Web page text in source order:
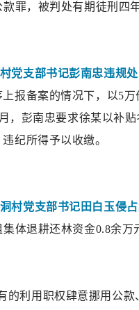
罪，被判处有期徒刑四
党支部书记彭南忠违规
报备案的情况下，以5
，彭南忠要求徐某以补
纪所得予以收缴。
村党支部书记田白玉侵
体退耕还林资金0.8余
的利用职权肆意挪用公